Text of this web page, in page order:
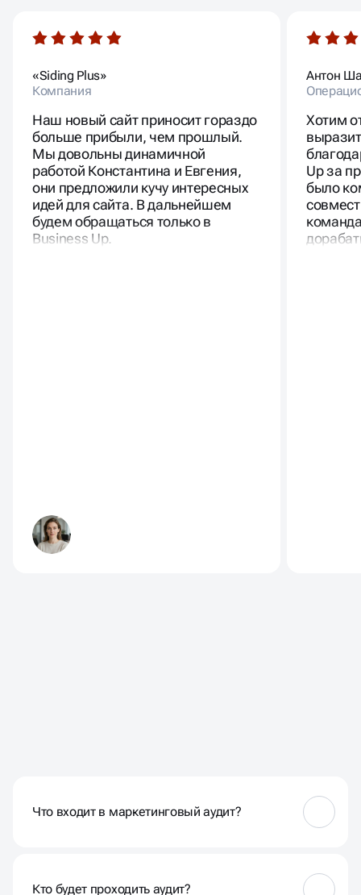
«Siding Plus»
Компания
Наш новый сайт приносит гораздо
больше прибыли, чем прошлый.
Мы довольны динамичной
работой Константина и Евгения,
они предложили кучу интересных
идей для сайта. В дальнейшем
будем обращаться только в
Business Up.
Антон
Хотим
Up за
было
Что входит в маркетинговый аудит?
стратегии продвижения и деятельности компании.
Кто будет проходить аудит?